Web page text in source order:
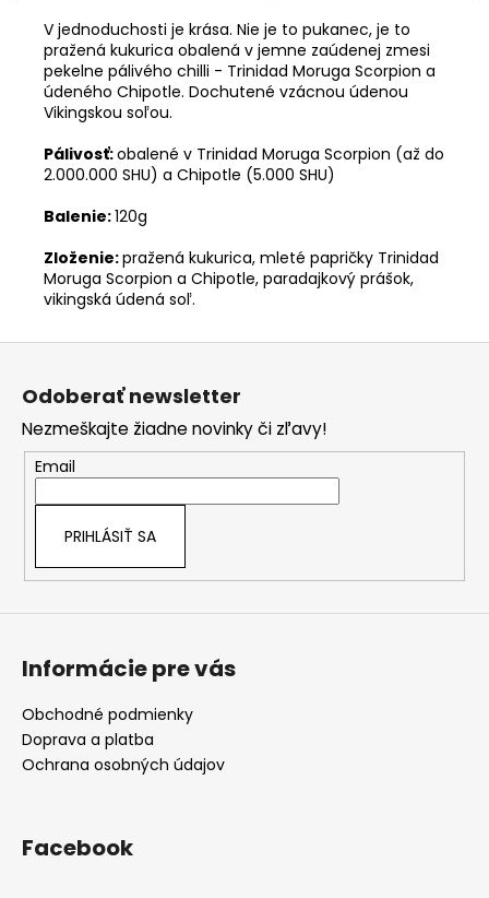
V jednoduchosti je krása. Nie je to pukanec, je to
pražená kukurica obalená v jemne zaúdenej zmesi
pekelne pálivého chilli - Trinidad Moruga Scorpion a
údeného Chipotle. Dochutené vzácnou údenou
Vikingskou soľou.
Pálivosť:obalené v Trinidad Moruga Scorpion (až do
2.000.000 SHU) a Chipotle (5.000 SHU)
Balenie:120g
Zloženie:pražená kukurica, mleté papričky Trinidad
Moruga Scorpion a Chipotle, paradajkový prášok,
vikingská údená soľ.
Z
Odoberať newsletter
Nezmeškajte žiadne novinky či zľavy!
Email
PRIHLÁSIŤ SA
Informácie pre vás
Obchodné podmienky
Doprava a platba
Ochrana osobných údajov
Facebook